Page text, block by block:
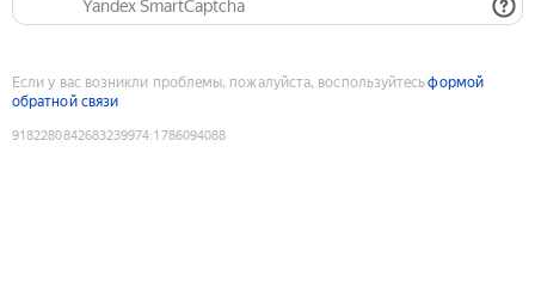
Yandex SmartCaptcha
Если у вас возникли проблемы, пожалуйста, воспользуйтесьформой
обратной связи
9182280842683239974:1786094088